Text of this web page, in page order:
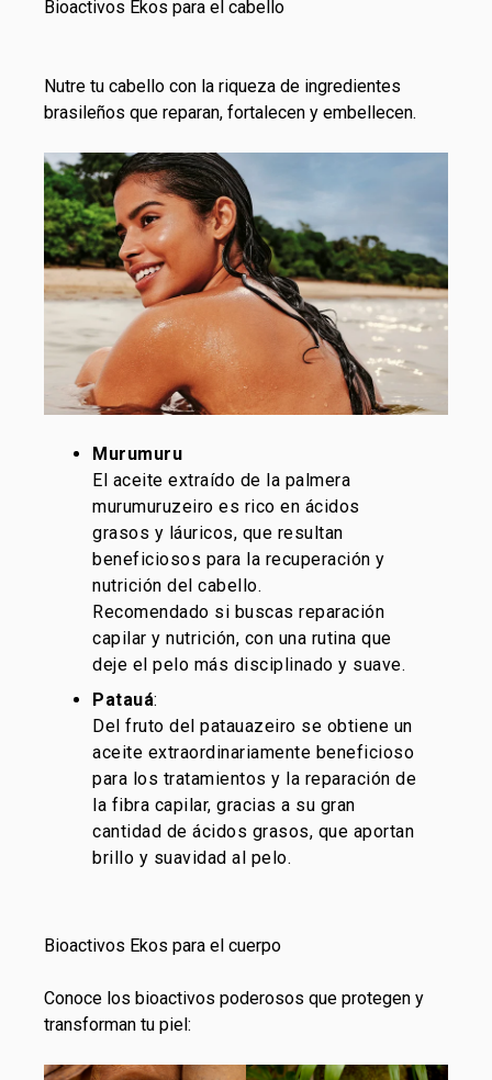
Bioactivos Ekos para el cabello
Nutre tu cabello con la riqueza de ingredientes
brasileños que reparan, fortalecen y embellecen.
Murumuru
El aceite extraído de la palmera
murumuruzeiro es rico en ácidos
grasos y láuricos, que resultan
beneficiosos para la recuperación y
nutrición del cabello.
Recomendado si buscas reparación
capilar y nutrición, con una rutina que
deje el pelo más disciplinado y suave.
Patauá:
Del fruto del patauazeiro se obtiene un
aceite extraordinariamente beneficioso
para los tratamientos y la reparación de
la fibra capilar, gracias a su gran
cantidad de ácidos grasos, que aportan
brillo y suavidad al pelo.
Bioactivos Ekos para el cuerpo
Conoce los bioactivos poderosos que protegen y
transforman tu piel: